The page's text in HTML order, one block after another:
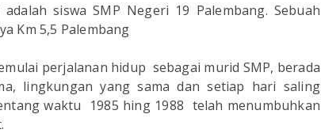
siswa SMP Negeri 19 Palembang. Sebuah
Km 5,5 Palembang
perjalanan hidup sebagai murid SMP, berada
lingkungan yang sama dan setiap hari saling
waktu 1985 hing 1988 telah menumbuhkan